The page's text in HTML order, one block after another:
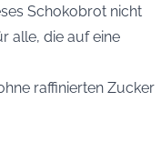
Schokobrot nicht
alle, die auf eine
raffinierten Zucker